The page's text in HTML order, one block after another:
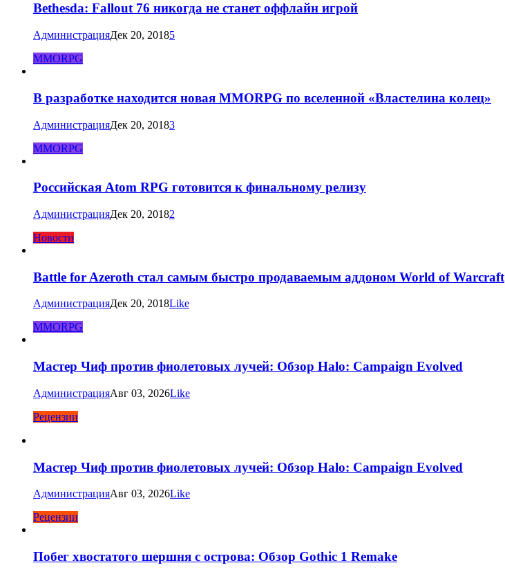
Bethesda: Fallout 76 никогда не станет оффлайн игрой
АдминистрацияДек 20, 20185
MMORPG
В разработке находится новая MMORPG по вселенной «Властелина колец»
АдминистрацияДек 20, 20183
MMORPG
Российская Atom RPG готовится к финальному релизу
АдминистрацияДек 20, 20182
Новости
Battle for Azeroth стал самым быстро продаваемым аддоном World of Warcraft
АдминистрацияДек 20, 2018Like
MMORPG
Мастер Чиф против фиолетовых лучей: Обзор Halo: Campaign Evolved
АдминистрацияАвг 03, 2026Like
Рецензии
Мастер Чиф против фиолетовых лучей: Обзор Halo: Campaign Evolved
АдминистрацияАвг 03, 2026Like
Рецензии
Побег хвостатого шершня с острова: Обзор Gothic 1 Remake